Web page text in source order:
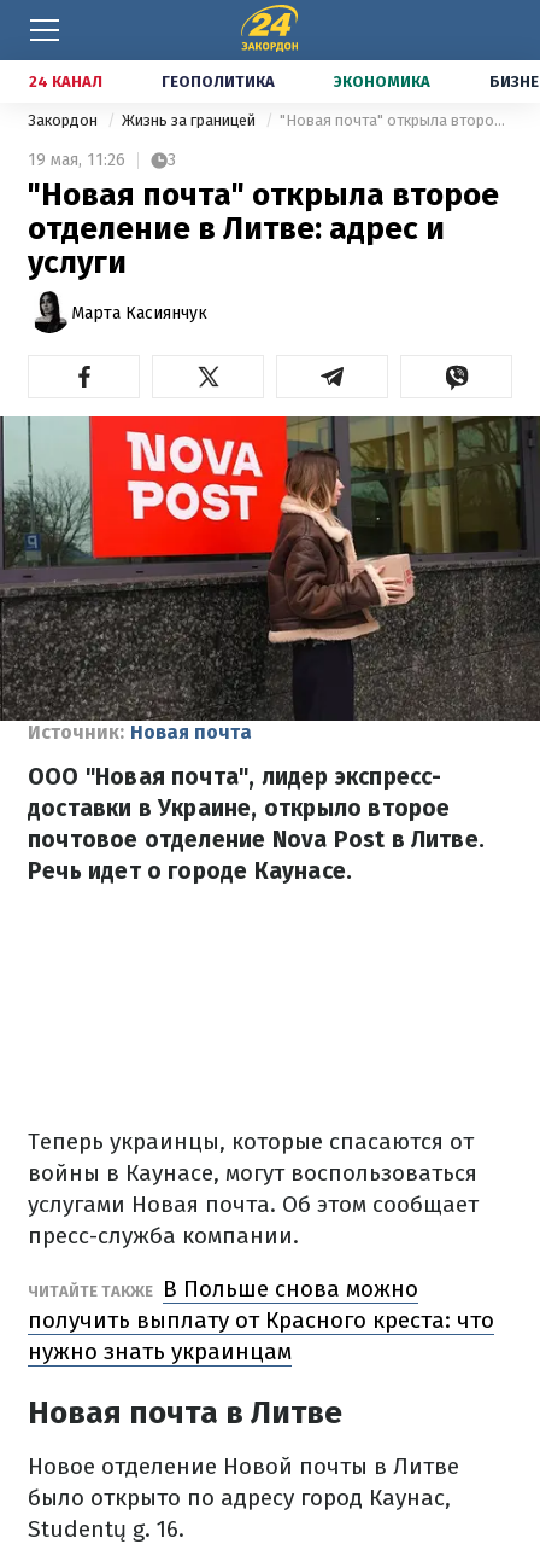
24 КАНАЛ ГЕОПОЛИТИКА ЭКОНОМИКА
Закордон Жизнь за границей "Новая почта" открыла второе отделение в Литве: адрес и услуги
19 мая, 11:26 3
"Новая почта" открыла второе
отделение в Литве: адрес и
услуги
Марта Касиянчук
Источник: Новая почта
ООО "Новая почта", лидер экспресс-
доставки в Украине, открыло второе
почтовое отделение Nova Post в Литве.
Речь идет о городе Каунасе.
Теперь украинцы, которые спасаются от
войны в Каунасе, могут воспользоваться
услугами Новая почта. Об этом сообщает
пресс-служба компании.
ЧИТАЙТЕ ТАКЖЕ
В Польше снова можно
получить выплату от Красного креста: что
нужно знать украинцам
Новая почта в Литве
Новое отделение Новой почты в Литве
было открыто по адресу город Каунас,
Studentų g. 16.